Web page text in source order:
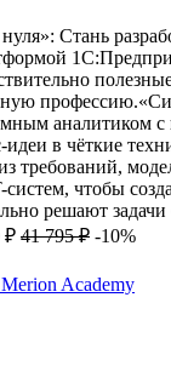
Стань
аналитиком с
идеи в чёткие
требований,
чтобы
решают задачи
₽ 41 795 ₽ -10%
Merion Academy